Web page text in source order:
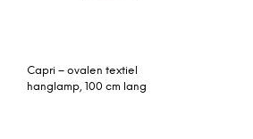
Capri – ovalen textiel
hanglamp, 100 cm lang